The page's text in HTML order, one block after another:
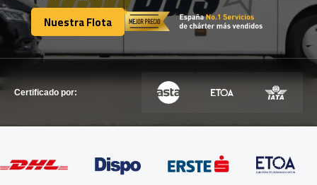
FLOTA
Nuestra Flota
Nuestra Flota
Certificado por: